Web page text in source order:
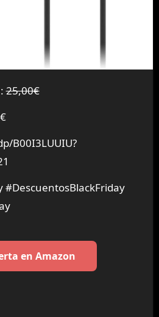
25,00€
B00I3LUUIU?
#DescuentosBlackFriday
en Amazon